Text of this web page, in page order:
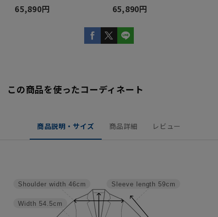
65,890円 65,890円
この商品を使ったコーディネート
商品説明・サイズ 商品詳細 レビュー
Sleeve length 59cm
Width 54.5cm
Shoulder width 46cm